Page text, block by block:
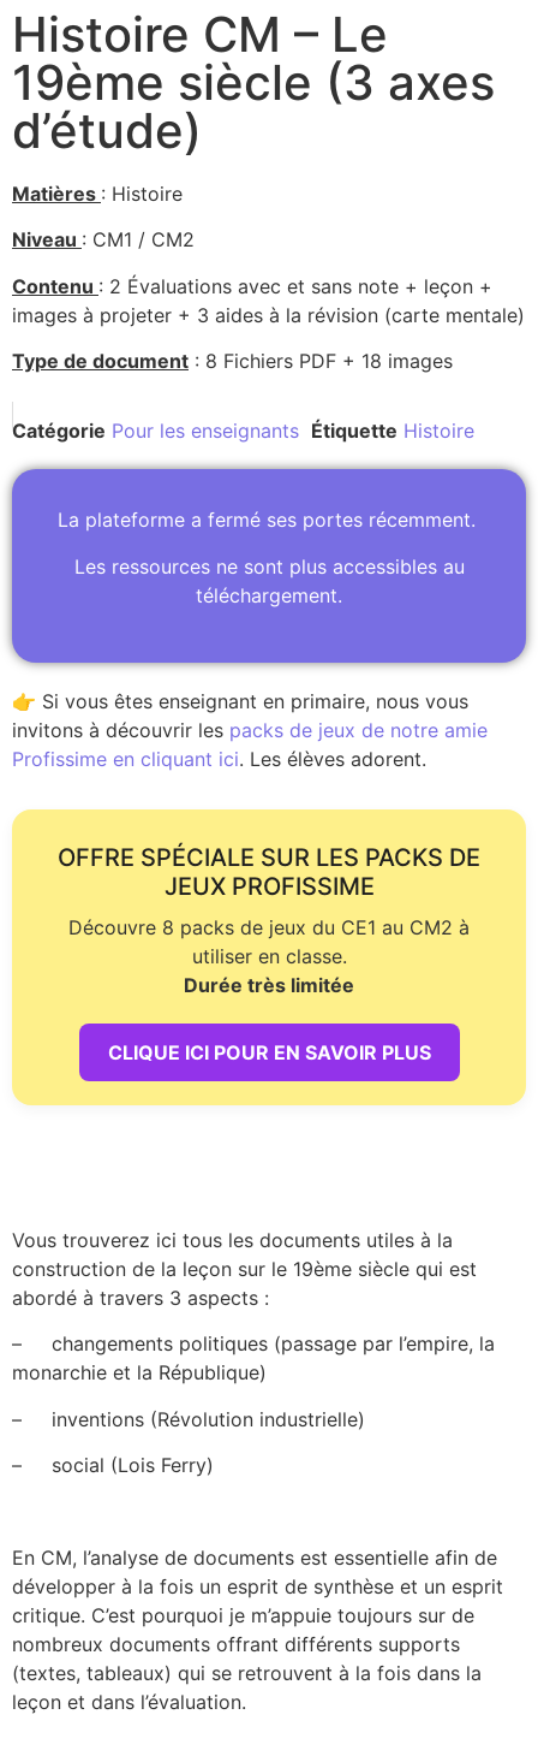
Histoire CM – Le
19ème siècle (3 axes
d’étude)
Matières : Histoire
Niveau : CM1 / CM2
Contenu : 2 Évaluations avec et sans note + leçon +
images à projeter + 3 aides à la révision (carte mentale)
Type de document : 8 Fichiers PDF + 18 images
Catégorie Pour les enseignants Étiquette Histoire
La plateforme a fermé ses portes récemment.
Les ressources ne sont plus accessibles au
téléchargement.
👉 Si vous êtes enseignant en primaire, nous vous
invitons à découvrir les packs de jeux de notre amie
Profissime en cliquant ici. Les élèves adorent.
OFFRE SPÉCIALE SUR LES PACKS DE
JEUX PROFISSIME
Découvre 8 packs de jeux du CE1 au CM2 à
utiliser en classe.
Durée très limitée
CLIQUE ICI POUR EN SAVOIR PLUS
Vous trouverez ici tous les documents utiles à la
construction de la leçon sur le 19ème siècle qui est
abordé à travers 3 aspects :
– changements politiques (passage par l’empire, la
monarchie et la République)
– inventions (Révolution industrielle)
– social (Lois Ferry)
En CM, l’analyse de documents est essentielle afin de
développer à la fois un esprit de synthèse et un esprit
critique. C’est pourquoi je m’appuie toujours sur de
nombreux documents offrant différents supports
(textes, tableaux) qui se retrouvent à la fois dans la
leçon et dans l’évaluation.